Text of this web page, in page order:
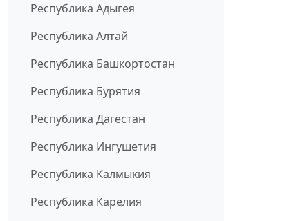
Республика Адыгея
Республика Алтай
Республика Башкортостан
Республика Бурятия
Республика Дагестан
Республика Ингушетия
Республика Калмыкия
Республика Карелия